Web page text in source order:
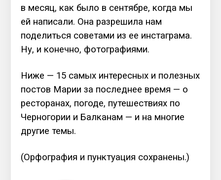
в месяц, как было в сентябре, когда мы
ей написали. Она разрешила нам
поделиться советами из ее инстаграма.
Ну, и конечно, фотографиями.
Ниже — 15 самых интересных и полезных
постов Марии за последнее время — о
ресторанах, погоде, путешествиях по
Черногории и Балканам — и на многие
другие темы.
(Орфография и пунктуация сохранены.)